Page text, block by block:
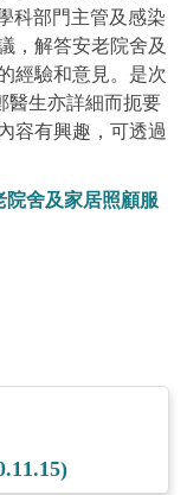
科部門主管及感染
，解答安老院舍及
經驗和意見。是次
醫生亦詳細而扼要
容有興趣，可透過
院舍及家居照顧服